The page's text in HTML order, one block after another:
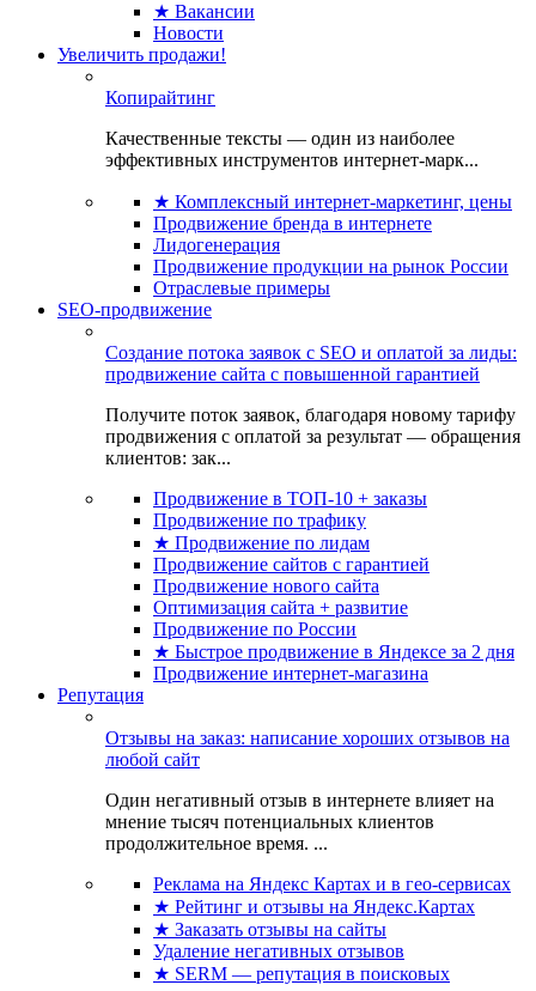
★ Вакансии
Новости
Увеличить продажи!
Копирайтинг
Качественные тексты — один из наиболее
эффективных инструментов интернет-марк...
★ Комплексный интернет-маркетинг, цены
Продвижение бренда в интернете
Лидогенерация
Продвижение продукции на рынок России
Отраслевые примеры
SEO-продвижение
Создание потока заявок с SEO и оплатой за лиды:
продвижение сайта с повышенной гарантией
Получите поток заявок, благодаря новому тарифу
продвижения с оплатой за результат — обращения
клиентов: зак...
Продвижение в ТОП-10 + заказы
Продвижение по трафику
★ Продвижение по лидам
Продвижение сайтов с гарантией
Продвижение нового сайта
Оптимизация сайта + развитие
Продвижение по России
★ Быстрое продвижение в Яндексе за 2 дня
Продвижение интернет-магазина
Репутация
Отзывы на заказ: написание хороших отзывов на
любой сайт
Один негативный отзыв в интернете влияет на
мнение тысяч потенциальных клиентов
продолжительное время. ...
Реклама на Яндекс Картах и в гео-сервисах
★ Рейтинг и отзывы на Яндекс.Картах
★ Заказать отзывы на сайты
Удаление негативных отзывов
★ SERM — репутация в поисковых